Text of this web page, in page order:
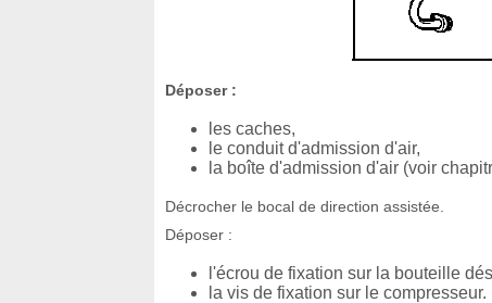
Déposer :
les caches,
le conduit d'admission d'air,
la boîte d'admission d'air (voir
Décrocher le bocal de direction assistée.
Déposer :
l'écrou de fixation sur la bouteille
la vis de fixation sur le compresseur.